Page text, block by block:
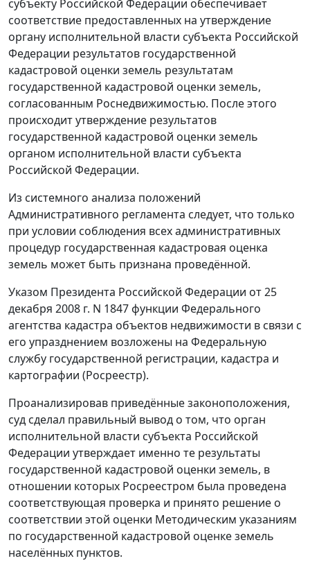
субъекту Российской Федерации обеспечивает
соответствие предоставленных на утверждение
органу исполнительной власти субъекта Российской
Федерации результатов государственной
кадастровой оценки земель результатам
государственной кадастровой оценки земель,
согласованным Роснедвижимостью. После этого
происходит утверждение результатов
государственной кадастровой оценки земель
органом исполнительной власти субъекта
Российской Федерации.
Из системного анализа положений
Административного регламента следует, что только
при условии соблюдения всех административных
процедур государственная кадастровая оценка
земель может быть признана проведённой.
Указом Президента Российской Федерации от 25
декабря 2008 г. N 1847 функции Федерального
агентства кадастра объектов недвижимости в связи с
его упразднением возложены на Федеральную
службу государственной регистрации, кадастра и
картографии (Росреестр).
Проанализировав приведённые законоположения,
суд сделал правильный вывод о том, что орган
исполнительной власти субъекта Российской
Федерации утверждает именно те результаты
государственной кадастровой оценки земель, в
отношении которых Росреестром была проведена
соответствующая проверка и принято решение о
соответствии этой оценки Методическим указаниям
по государственной кадастровой оценке земель
населённых пунктов.